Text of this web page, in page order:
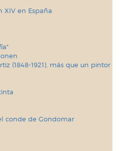
XIV en España
(1848-1921), más que un pintor
conde de Gondomar